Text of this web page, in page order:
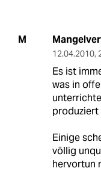
M
12.04.2010,
Es ist
was in
produziert
Einige
völlig
hervortun